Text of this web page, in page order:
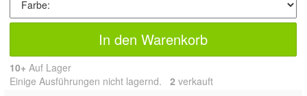
In den Warenkorb
10+ Auf Lager
Einige Ausführungen nicht lagernd. 2 verkauft